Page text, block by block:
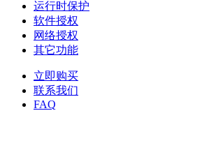
运行时保护
软件授权
网络授权
其它功能
立即购买
联系我们
FAQ